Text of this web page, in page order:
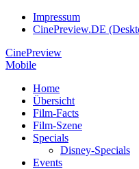
Impressum
CinePreview.DE
CinePreview
Mobile
Home
Übersicht
Film-Facts
Film-Szene
Specials
Disney-Specials
Events